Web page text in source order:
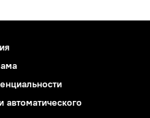
автоматического